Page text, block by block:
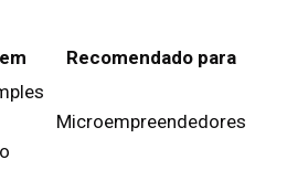
Recomendado para
Microempreendedores